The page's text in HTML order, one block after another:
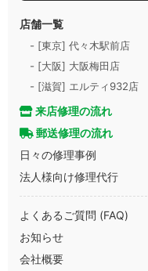
店舗一覧
- [東京] 代々木駅前店
- [大阪] 大阪梅田店
- [滋賀] エルティ932店
来店修理の流れ
郵送修理の流れ
日々の修理事例
法人様向け修理代行
よくあるご質問 (FAQ)
お知らせ
会社概要